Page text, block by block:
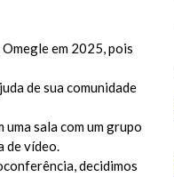
em 2025, pois
de sua comunidade
sala com um grupo
de vídeo.
decidimos